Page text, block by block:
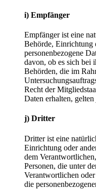
i) Empfänger
Empfänger ist eine
Behörde, Einrichtung
personenbezogene
davon, ob es sich bei
Behörden, die im
Recht der
Daten erhalten,
j) Dritter
Dritter ist eine
Einrichtung oder
dem
Personen, die unter
Verantwortlichen
die